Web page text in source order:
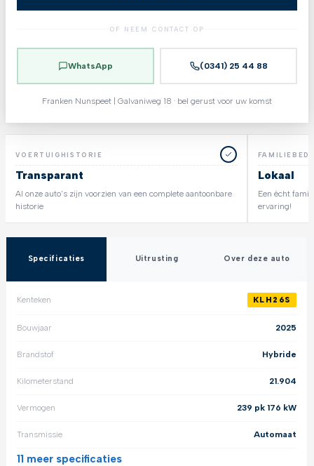
OF NEEM CONTACT OP
WhatsApp (0341) 25 44 88
Franken Nunspeet | Galvaniweg 18 · bel gerust voor uw komst
VOERTUIGHISTORIE
Transparant
Al onze auto's zijn voorzien van een complete aantoonbare
historie
Lokaal
Een écht
ervaring!
Specificaties Uitrusting Over deze auto
Kenteken KLH26S
Bouwjaar 2025
Brandstof Hybride
Kilometerstand 21.904
Vermogen 239 pk 176 kW
Transmissie Automaat
11 meer specificaties